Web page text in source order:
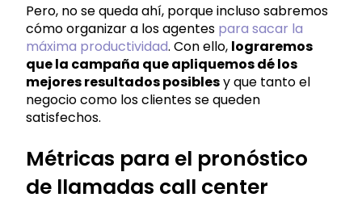
Pero, no se queda ahí, porque incluso sabremos
cómo organizar a los agentes para sacar la
máxima productividad. Con ello, lograremos
que la campaña que apliquemos dé los
mejores resultados posiblesy que tanto el
negocio como los clientes se queden
satisfechos.
Métricas para el pronóstico
de llamadas call center